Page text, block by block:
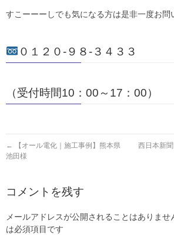
すこーーーしでも気になる方は是非一度お問
０１２０-９８-３４３３
（受付時間10：00～17：00）
←
【オール電化｜施工事例】熊本県
池田様
西日本新
コメントを残す
メールアドレスが公開されることはありませ
は必須項目です